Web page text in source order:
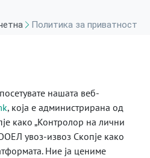
Политика за приватност
нашата веб-
, која е администрирана од
како „Контролор на лични
увоз-извоз Скопје како
Ние ја цениме